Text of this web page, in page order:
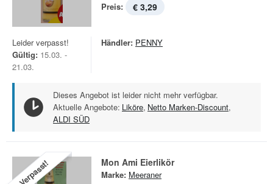
Preis: € 3,29
Leider verpasst!
Gültig: 15.03. -
21.03.
Händler: PENNY
Dieses Angebot ist leider nicht mehr verfügbar.
Aktuelle Angebote: Liköre, Netto Marken-Discount,
ALDI SÜD
Verpasst! Mon Ami Eierlikör
Marke: Meeraner